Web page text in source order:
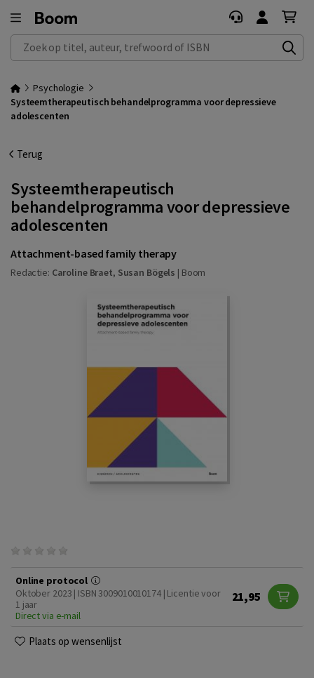
Zoek op titel, auteur, trefwoord of ISBN
Psychologie
Systeemtherapeutisch behandelprogramma voor depressieve
adolescenten
Terug
Systeemtherapeutisch
behandelprogramma voor depressieve
adolescenten
Attachment-based family therapy
Redactie: Caroline Braet, Susan Bögels | Boom
Online protocol
Oktober 2023 | ISBN 3009010010174 | Licentie voor
1 jaar
Direct via e-mail
21,95
Plaats op wensenlijst